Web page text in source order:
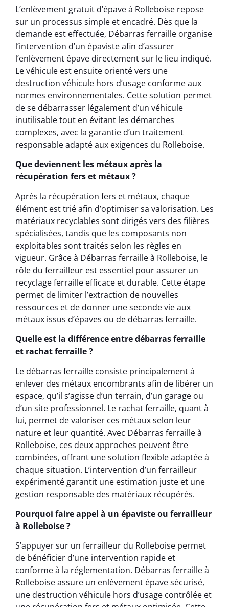
L’enlèvement gratuit d’épave à Rolleboise repose
sur un processus simple et encadré. Dès que la
demande est effectuée, Débarras ferraille organise
l’intervention d’un épaviste afin d’assurer
l’enlèvement épave directement sur le lieu indiqué.
Le véhicule est ensuite orienté vers une
destruction véhicule hors d’usage conforme aux
normes environnementales. Cette solution permet
de se débarrasser légalement d’un véhicule
inutilisable tout en évitant les démarches
complexes, avec la garantie d’un traitement
responsable adapté aux exigences du Rolleboise.
Que deviennent les métaux après la
récupération fers et métaux ?
Après la récupération fers et métaux, chaque
élément est trié afin d’optimiser sa valorisation. Les
matériaux recyclables sont dirigés vers des filières
spécialisées, tandis que les composants non
exploitables sont traités selon les règles en
vigueur. Grâce à Débarras ferraille à Rolleboise, le
rôle du ferrailleur est essentiel pour assurer un
recyclage ferraille efficace et durable. Cette étape
permet de limiter l’extraction de nouvelles
ressources et de donner une seconde vie aux
métaux issus d’épaves ou de débarras ferraille.
Quelle est la différence entre débarras ferraille
et rachat ferraille ?
Le débarras ferraille consiste principalement à
enlever des métaux encombrants afin de libérer un
espace, qu’il s’agisse d’un terrain, d’un garage ou
d’un site professionnel. Le rachat ferraille, quant à
lui, permet de valoriser ces métaux selon leur
nature et leur quantité. Avec Débarras ferraille à
Rolleboise, ces deux approches peuvent être
combinées, offrant une solution flexible adaptée à
chaque situation. L’intervention d’un ferrailleur
expérimenté garantit une estimation juste et une
gestion responsable des matériaux récupérés.
Pourquoi faire appel à un épaviste ou ferrailleur
à Rolleboise ?
S’appuyer sur un ferrailleur du Rolleboise permet
de bénéficier d’une intervention rapide et
conforme à la réglementation. Débarras ferraille à
Rolleboise assure un enlèvement épave sécurisé,
une destruction véhicule hors d’usage contrôlée et